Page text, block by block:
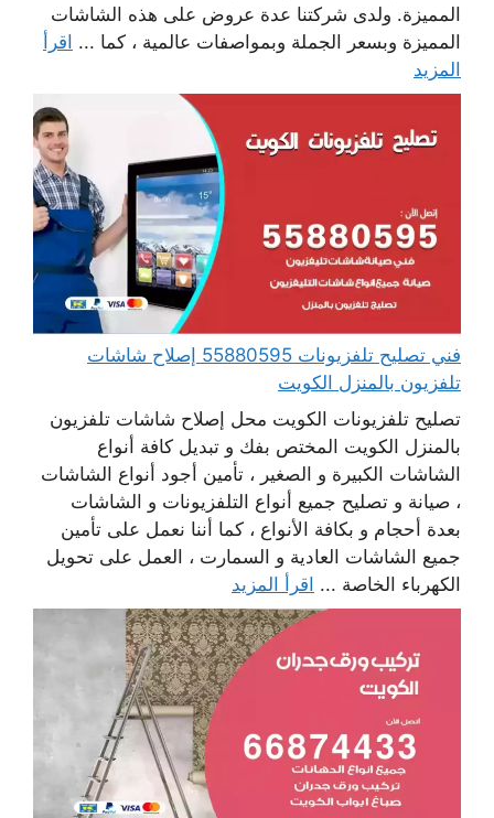
المميزة. ولدى شركتنا عدة عروض على هذه الشاشات
المميزة وبسعر الجملة وبمواصفات عالمية ، كما ... اقرأ
المزيد
فني تصليح تلفزيونات 55880595 إصلاح شاشات
تلفزيون بالمنزل الكويت
تصليح تلفزيونات الكويت محل إصلاح شاشات تلفزيون
بالمنزل الكويت المختص بفك و تبديل كافة أنواع
الشاشات الكبيرة و الصغير ، تأمين أجود أنواع الشاشات
، صيانة و تصليح جميع أنواع التلفزيونات و الشاشات
بعدة أحجام و بكافة الأنواع ، كما أننا نعمل على تأمين
جميع الشاشات العادية و السمارت ، العمل على تحويل
الكهرباء الخاصة ... اقرأ المزيد